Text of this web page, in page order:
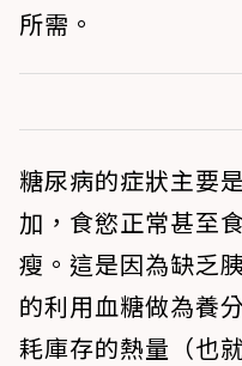
所需。
糖尿病的症狀主要是
加，食慾正常甚至
瘦 。這是因為缺乏
的利用血糖做為養
耗庫存的熱量（也